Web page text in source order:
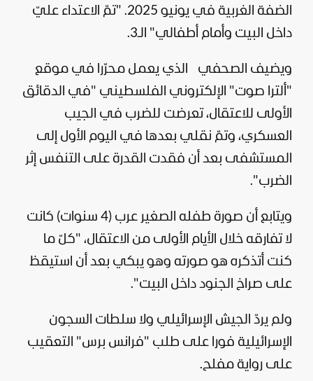
الضفة الغربية في يونيو 2025. "تمّ الاعتداء عليّ
داخل البيت وأمام أطفالي" الـ3.
ويضيف الصحفي الذي يعمل محرّرا في موقع
"ألترا صوت" الإلكتروني الفلسطيني "في الدقائق
الأولى للاعتقال، تعرضت للضرب في الجيب
العسكري، وتمّ نقلي بعدها في اليوم الأول إلى
المستشفى بعد أن فقدت القدرة على التنفس إثر
الضرب".
ويتابع أن صورة طفله الصغير عرب (4 سنوات) كانت
لا تفارقه خلال الأيام الأولى من الاعتقال، "كلّ ما
كنت أتذكره هو صورته وهو يبكي بعد أن استيقظ
على صراخ الجنود داخل البيت".
ولم يردّ الجيش الإسرائيلي ولا سلطات السجون
الإسرائيلية فورا على طلب "فرانس برس" التعقيب
على رواية مفلح.